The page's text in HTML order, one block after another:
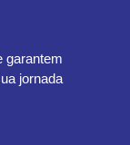
garantem
jornada